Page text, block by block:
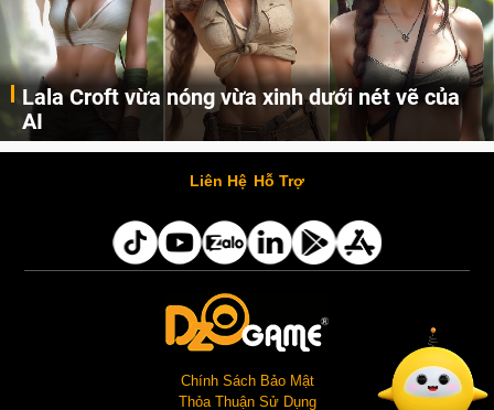
Lala Croft vừa nóng vừa xinh dưới nét vẽ của
AI
Cùng đến với những hình ảnh Lala Croft của Tomb Raider dưới nét vẽ của AI. Một cô nàng xinh đẹp, nóng bỏng nhưng cũng rắn rỏi và mạnh mẽ.
Liên Hệ Hỗ Trợ
Chính Sách Bảo Mật
Thỏa Thuận Sử Dụng